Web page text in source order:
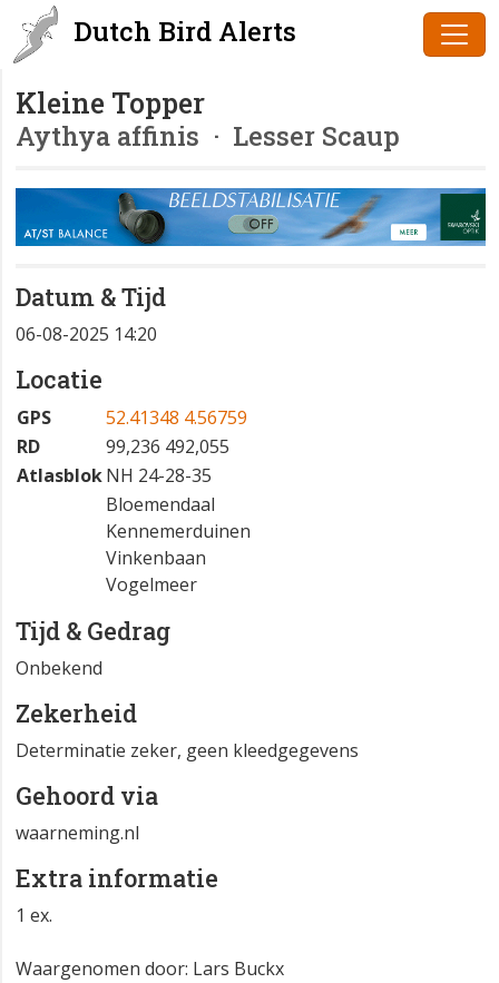
Dutch Bird Alerts
Kleine Topper
Aythya affinis · Lesser Scaup
Datum & Tijd
06-08-2025 14:20
Locatie
GPS
52.41348 4.56759
RD
99,236 492,055
AtlasblokNH 24-28-35
Bloemendaal
Kennemerduinen
Vinkenbaan
Vogelmeer
Tijd & Gedrag
Onbekend
Zekerheid
Determinatie zeker, geen kleedgegevens
Gehoord via
waarneming.nl
Extra informatie
1 ex.
Waargenomen door: Lars Buckx